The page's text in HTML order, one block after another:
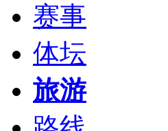
赛事
体坛
旅游